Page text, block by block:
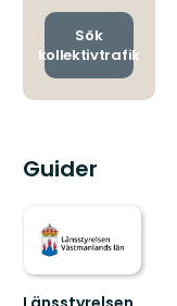
och
Sök
kollektivtrafik
Guider